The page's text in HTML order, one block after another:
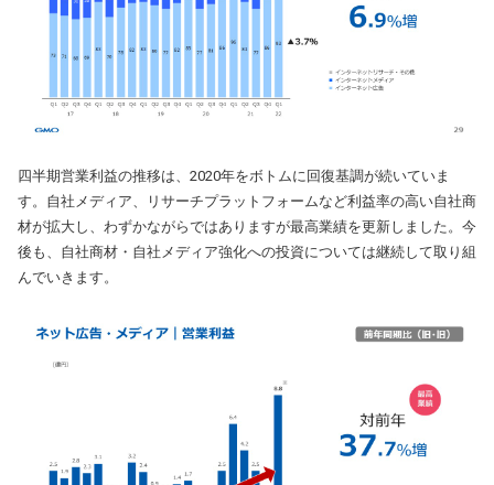
四半期営業利益の推移は、2020年をボトムに回復基調が続いていま
す。自社メディア、リサーチプラットフォームなど利益率の高い自社商
材が拡大し、わずかながらではありますが最高業績を更新しました。今
後も、自社商材・自社メディア強化への投資については継続して取り組
んでいきます。